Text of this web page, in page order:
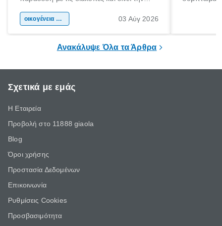
χώρας. Είτε πρόκειται για λίγες μέρες
οικογένεια & παιδί 03 Αύγ 2026
Ανακάλυψε Όλα τα Άρθρα
Σχετικά με εμάς
Η Εταιρεία
Προβολή στο 11888 giaola
Blog
Όροι χρήσης
Προστασία Δεδομένων
Επικοινωνία
Ρυθμίσεις Cookies
Προσβασιμότητα